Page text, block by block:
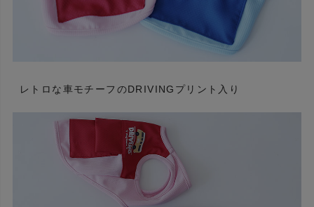
レトロな車モチーフのDRIVINGプリント入り